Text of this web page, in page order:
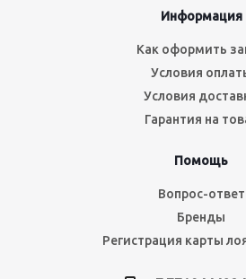
Информация
Как оформить
Условия
Условия
Гарантия на
Помощь
Вопрос-ответ
Бренды
Регистрация карты